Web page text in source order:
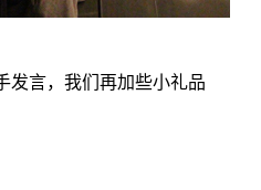
发言，我们再加些小礼品